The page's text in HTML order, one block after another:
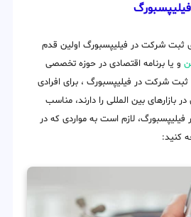
ثبت شرکت در فیلیپسبورگ اولین قدم
و یا برنامه اقتصادی در حوزه تخصصی
شرکت در فیلیپسبورگ ، برای افرادی
بازارهای بین المللی را دارند، مناسب
لازم است به مواردی که در
کنید: